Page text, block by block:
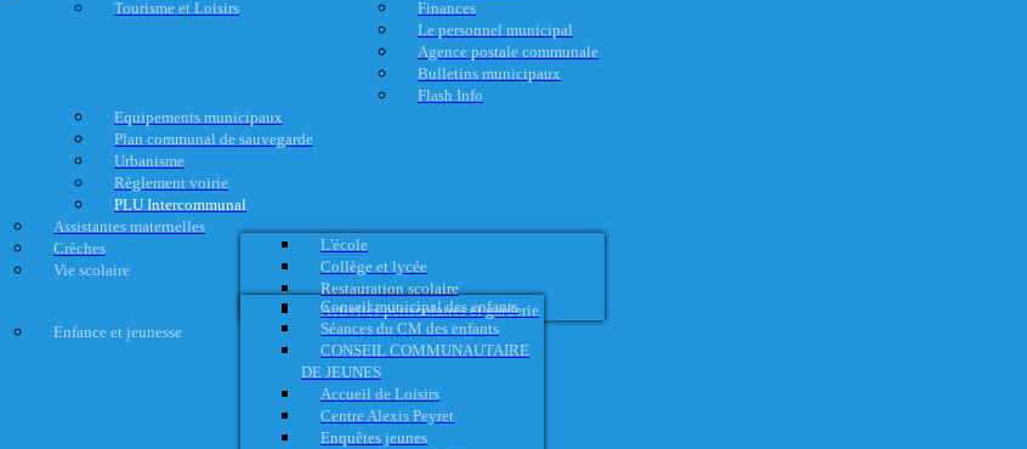
Tourisme et Loisirs
Finances
Le personnel municipal
Agence postale communale
Bulletins municipaux
Flash Info
Equipements municipaux
Plan communal de sauvegarde
Urbanisme
Règlement voirie
PLU Intercommunal
Assistantes maternelles
Crèches
Vie scolaire
L'école
Collège et lycée
Restauration scolaire
Activités périscolaires et garderie
Enfance et jeunesse
Conseil municipal des enfants
Séances du CM des enfants
CONSEIL COMMUNAUTAIRE
DE JEUNES
Accueil de Loisirs
Centre Alexis Peyret
Enquêtes jeunes